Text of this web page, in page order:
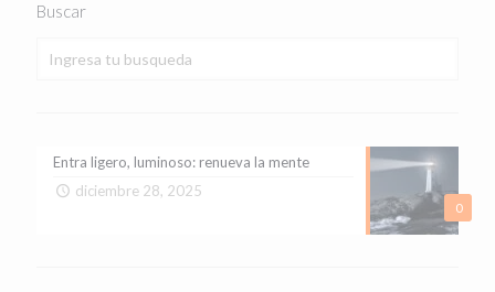
Buscar
0
Entra ligero, luminoso: renueva la mente
diciembre 28, 2025